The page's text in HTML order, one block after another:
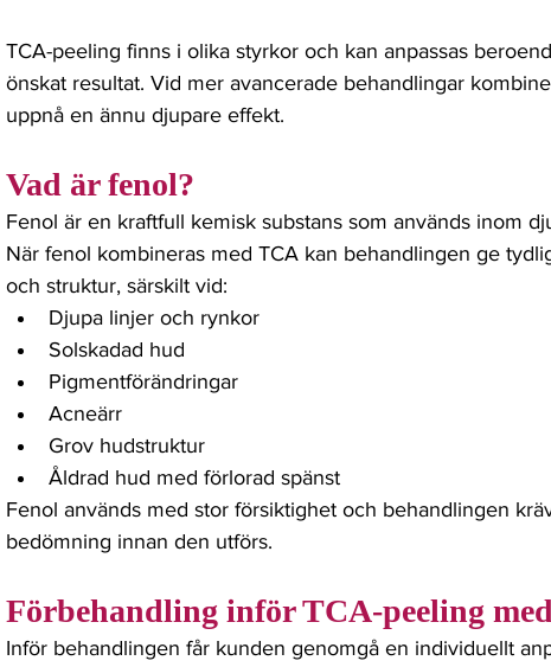
TCA-peeling finns i olika styrkor och kan anpassas
önskat resultat. Vid mer avancerade behandlingar
uppnå en ännu djupare effekt.
Vad är fenol?
Fenol är en kraftfull kemisk substans som används inom
När fenol kombineras med TCA kan behandlingen ge
och struktur, särskilt vid:
Djupa linjer och rynkor
Solskadad hud
Pigmentförändringar
Acneärr
Grov hudstruktur
Åldrad hud med förlorad spänst
Fenol används med stor försiktighet och behandlingen
bedömning innan den utförs.
Förbehandling inför TCA-peeling
Inför behandlingen får kunden genomgå en individuellt